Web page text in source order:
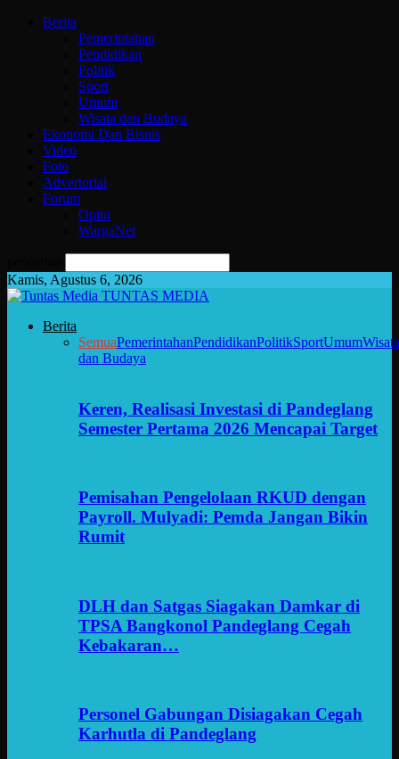
Berita
Pemerintahan
Pendidikan
Politik
Sport
Umum
Wisata dan Budaya
Ekonomi Dan Bisnis
Video
Foto
Advertorial
Forum
Opini
WargaNet
Kamis, Agustus 6, 2026
TUNTAS MEDIA
Berita
SemuaPemerintahanPendidikanPolitikSportUmumWisata
dan Budaya
Keren, Realisasi Investasi di Pandeglang
Semester Pertama 2026 Mencapai Target
Pemisahan Pengelolaan RKUD dengan
Payroll. Mulyadi: Pemda Jangan Bikin
Rumit
DLH dan Satgas Siagakan Damkar di
TPSA Bangkonol Pandeglang Cegah
Kebakaran…
Personel Gabungan Disiagakan Cegah
Karhutla di Pandeglang